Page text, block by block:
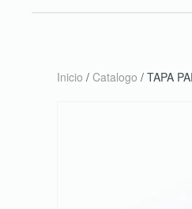
Inicio / Catalogo / TAPA